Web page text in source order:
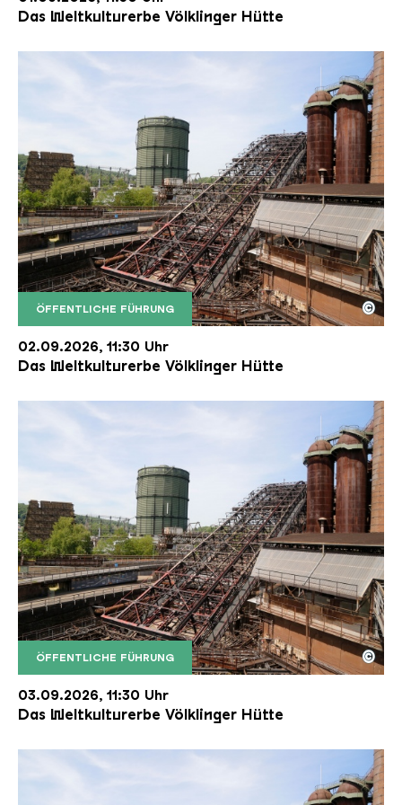
Das Weltkulturerbe Völklinger Hütte
ÖFFENTLICHE FÜHRUNG
Der Erzschrägaufzug der Völklinger Hütte mit
Copyright: Weltkulturerbe Völklinger Hütte | Karl
©
02.09.2026, 11:30 Uhr
Das Weltkulturerbe Völklinger Hütte
ÖFFENTLICHE FÜHRUNG
Der Erzschrägaufzug der Völklinger Hütte mit
Copyright: Weltkulturerbe Völklinger Hütte | Karl
©
03.09.2026, 11:30 Uhr
Das Weltkulturerbe Völklinger Hütte